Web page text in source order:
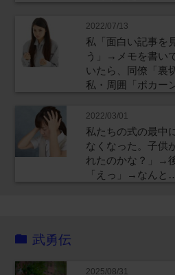
2022/07/13
私「面白い記事を
う」→メモを書い
いたら、同僚「裏
私・周囲「ポカ
2022/03/01
私たちの式の最中
なくなった。子供
れたのかな？」→
「えっ」→なんと
武勇伝
2025/08/31